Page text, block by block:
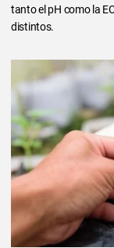
tanto el pH como la
distintos.